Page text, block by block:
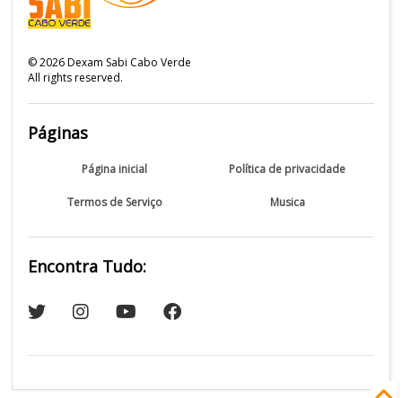
©2026Dexam Sabi Cabo Verde
All rights reserved.
Páginas
Página inicial Política de privacidade
Termos de Serviço Musica
Encontra Tudo: